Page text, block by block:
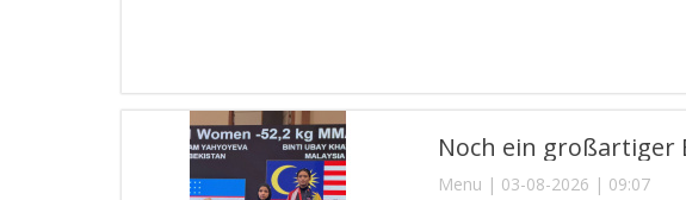
Noch ein großartiger
Menu | 03-08-2026 | 09:07